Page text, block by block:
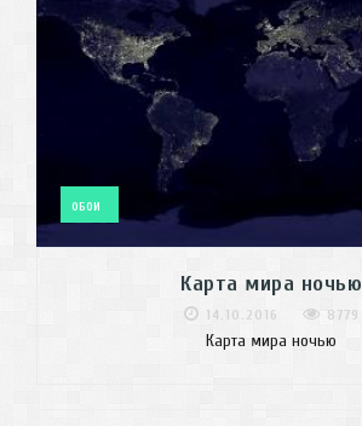
ОБОИ
Карта мира ночью
14.10.2016 8779
Карта мира ночью